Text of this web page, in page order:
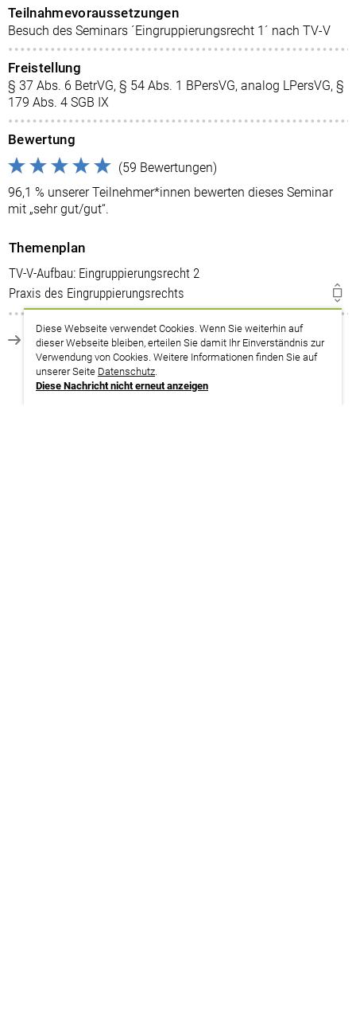
Diese Webseite verwendet Cookies. Wenn Sie weiterhin auf
dieser Webseite bleiben, erteilen Sie damit Ihr Einverständnis zur
Verwendung von Cookies. Weitere Informationen finden Sie auf
unserer Seite Datenschutz.
Diese Nachricht nicht erneut anzeigen
Teilnahmevoraussetzungen
Besuch des Seminars ´Eingruppierungsrecht 1´ nach TV-V
Freistellung
§ 37 Abs. 6 BetrVG, § 54 Abs. 1 BPersVG, analog LPersVG, §
179 Abs. 4 SGB IX
Bewertung
(59 Bewertungen)
96,1 % unserer Teilnehmer*innen bewerten dieses Seminar
mit „sehr gut/gut“.
Themenplan
TV-V-Aufbau: Eingruppierungsrecht 2
Praxis des Eingruppierungsrechts
zurück zur Suche